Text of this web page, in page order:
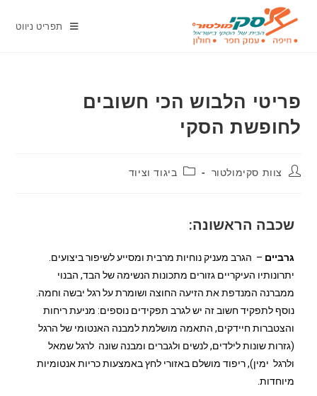
תפריט ניווט
פריטי הלבוש הכי חשובים
לחופשת הסקי
צוות סקימולטור ביגוד וציוד
שכבה הראשונה:
גרביים – הגרב מעניק נוחיות מרבית ומסייע לשיפור ביצועים.
יתרונותיו העיקריים גזורים מתכונות הנשימה של הבד, הבנוי
ממברנה המנדפת את הזיעה החוצה ושומרת על רגל יבשה וחמה.
נוסף לתפקיד חשוב זה יש לגרב תפקידים נוספים: מניעת ריחות
והצטברות חיידקים, התאמה מושלמת למבנה האנטומי של הרגל
(גזרות שונות לילדים, לנשים ולגברים ומבנה שונה לרגל שמאל
ולרגל ימין), ריפוד מושלם באזורי לחץ באמצעות כריות אנטומיות
מיוחדות.